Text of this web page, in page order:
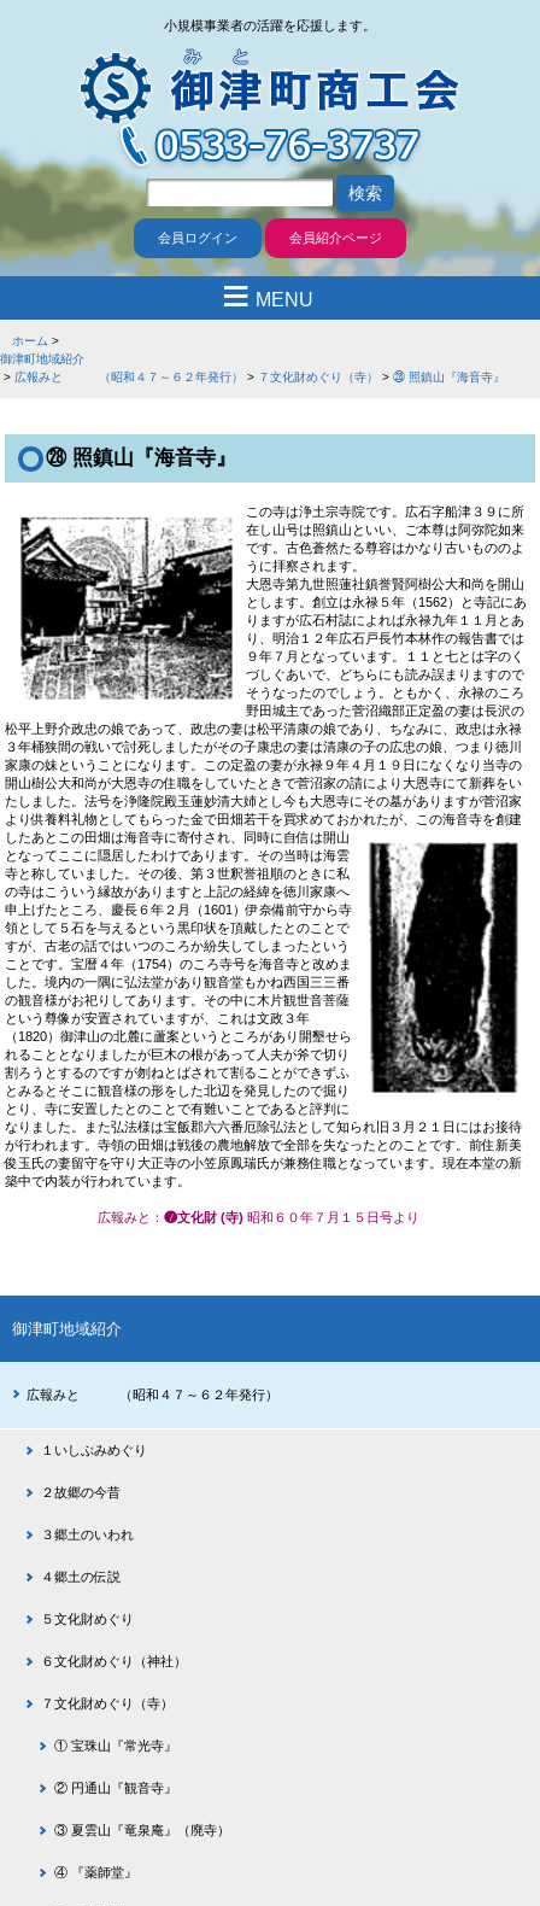
小規模事業者の活躍を応援します。
会員ログイン 会員紹介ページ
≡ MENU
ホーム
御津町地域紹介
広報みと （昭和４７～６２年発行）
７文化財めぐり（寺） ㉘ 照鎮山『海音寺』
㉘ 照鎮山『海音寺』
この寺は浄土宗寺院です。広石字船津３９に所
在し山号は照鎮山といい、ご本尊は阿弥陀如来
です。古色蒼然たる尊容はかなり古いもののよ
うに拝察されます。
大恩寺第九世照蓮社鎮誉賢阿樹公大和尚を開山
とします。創立は永禄５年（1562）と寺記にあ
りますが広石村誌によれば永禄九年１１月とあ
り、明治１２年広石戸長竹本林作の報告書では
９年７月となっています。１１と七とは字のく
づしぐあいで、どちらにも読み誤まりますので
そうなったのでしょう。ともかく、永禄のころ
野田城主であった菅沼織部正定盈の妻は長沢の
松平上野介政忠の娘であって、政忠の妻は松平清康の娘であり、ちなみに、政忠は永禄
３年桶狭間の戦いで討死しましたがその子康忠の妻は清康の子の広忠の娘、つまり徳川
家康の妹ということになります。この定盈の妻が永禄９年４月１９日になくなり当寺の
開山樹公大和尚が大恩寺の住職をしていたときで菅沼家の請により大恩寺にて新葬をい
たしました。法号を浄隆院殿玉蓮妙清大姉とし今も大恩寺にその墓がありますが菅沼家
より供養料礼物としてもらった金で田畑若干を買求めておかれたが、この海音寺を創建
したあとこの田畑は海音寺に寄付され、同時に自信は開山
となってここに隠居したわけであります。その当時は海雲
寺と称していました。その後、第３世釈誉祖順のときに私
の寺はこういう縁故がありますと上記の経緯を徳川家康へ
申上げたところ、慶長６年２月（1601）伊奈備前守から寺
領として５石を与えるという黒印状を頂戴したとのことで
すが、古老の話ではいつのころか紛失してしまったという
ことです。宝暦４年（1754）のころ寺号を海音寺と改めま
した。境内の一隅に弘法堂があり観音堂もかね西国三三番
の観音様がお祀りしてあります。その中に木片観世音菩薩
という尊像が安置されていますが、これは文政３年
（1820）御津山の北麓に蘆案というところがあり開墾せら
れることとなりましたが巨木の根があって人夫が斧で切り
割ろうとするのですが刎ねとばされて割ることができずふ
とみるとそこに観音様の形をした北辺を発見したので掘り
とり、寺に安置したとのことで有難いことであると評判に
なりました。また弘法様は宝飯郡六六番厄除弘法として知られ旧３月２１日にはお接待
が行われます。寺領の田畑は戦後の農地解放で全部を失なったとのことです。前住新美
俊玉氏の妻留守を守り大正寺の小笠原鳳瑞氏が兼務住職となっています。現在本堂の新
築中で内装が行われています。
広報みと ：❼文化財 (寺) 昭和６０年７月１５日号より
御津町地域紹介
広報みと （昭和４７～６２年発行）
１いしぶみめぐり
２故郷の今昔
３郷土のいわれ
４郷土の伝説
５文化財めぐり
６文化財めぐり（神社）
７文化財めぐり（寺）
① 宝珠山『常光寺』
② 円通山『観音寺』
③ 夏雲山『竜泉庵』（廃寺）
④ 『薬師堂』